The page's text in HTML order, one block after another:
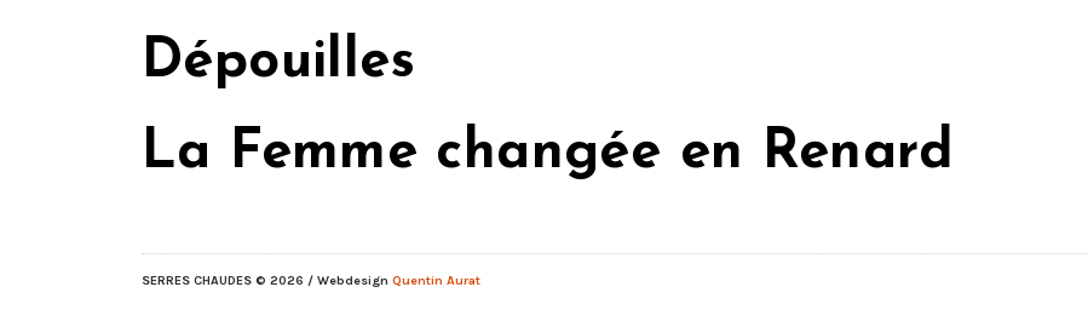
Dépouilles
La Femme changée en Renard
SERRES CHAUDES © 2026 / Webdesign Quentin Aurat